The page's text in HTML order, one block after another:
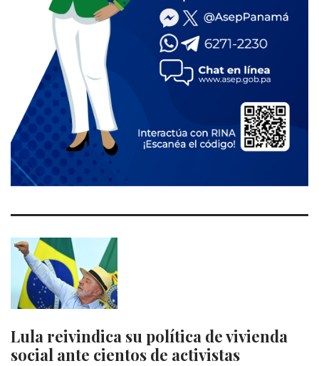
Lula reivindica su política de vivienda
social ante cientos de activistas